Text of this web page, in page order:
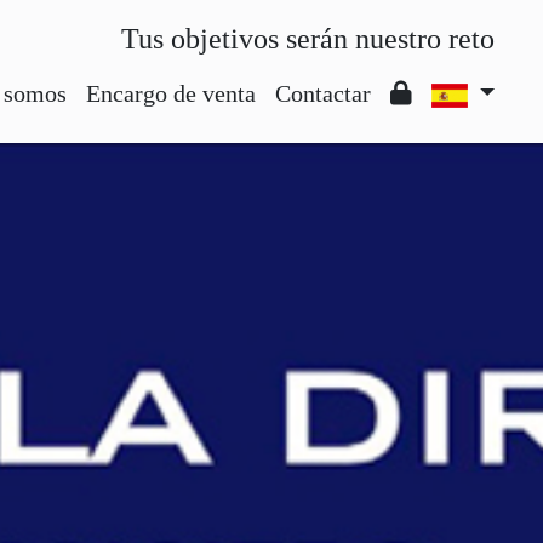
Tus objetivos serán nuestro reto
Encargo de venta Contactar